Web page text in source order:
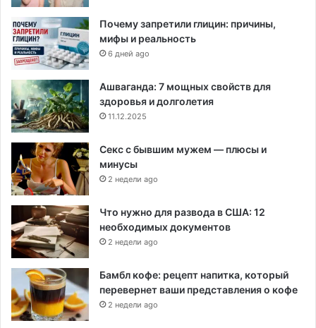
Почему запретили глицин: причины,
мифы и реальность
6 дней ago
Ашваганда: 7 мощных свойств для
здоровья и долголетия
11.12.2025
Секс с бывшим мужем — плюсы и
минусы
2 недели ago
Что нужно для развода в США: 12
необходимых документов
2 недели ago
Бамбл кофе: рецепт напитка, который
перевернет ваши представления о кофе
2 недели ago